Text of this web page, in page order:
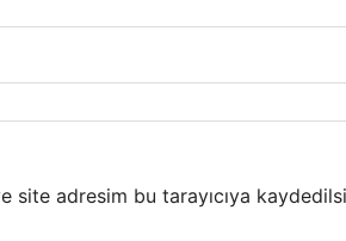
site adresim bu tarayıcıya